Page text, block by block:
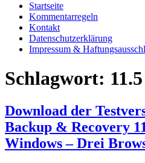
Startseite
Kommentarregeln
Kontakt
Datenschutzerklärung
Impressum &
Schlagwort: 11.5
Download der
Backup & Recovery
Windows – Drei